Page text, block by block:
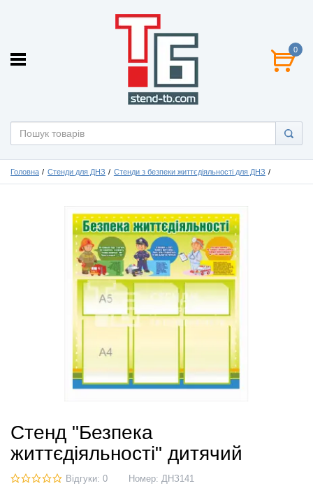
0
Головна Стенди для ДНЗ Стенди з безпеки життєдіяльності для ДНЗ
Стенд "Безпека
життєдіяльності" дитячий
Відгуки: 0 Номер: ДНЗ141